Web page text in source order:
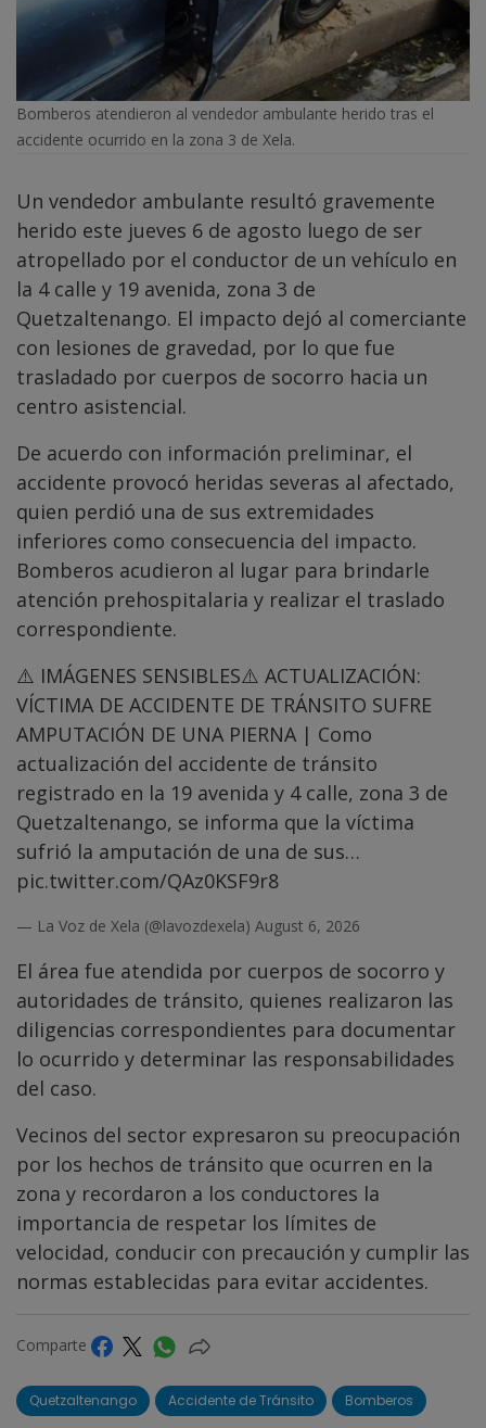
Bomberos atendieron al vendedor ambulante herido tras el
accidente ocurrido en la zona 3 de Xela.
Un vendedor ambulante resultó gravemente
herido este jueves 6 de agosto luego de ser
atropellado por el conductor de un vehículo en
la 4 calle y 19 avenida, zona 3 de
Quetzaltenango. El impacto dejó al comerciante
con lesiones de gravedad, por lo que fue
trasladado por cuerpos de socorro hacia un
centro asistencial.
De acuerdo con información preliminar, el
accidente provocó heridas severas al afectado,
quien perdió una de sus extremidades
inferiores como consecuencia del impacto.
Bomberos acudieron al lugar para brindarle
atención prehospitalaria y realizar el traslado
correspondiente.
⚠️ IMÁGENES SENSIBLES⚠️ ACTUALIZACIÓN:
VÍCTIMA DE ACCIDENTE DE TRÁNSITO SUFRE
AMPUTACIÓN DE UNA PIERNA | Como
actualización del accidente de tránsito
registrado en la 19 avenida y 4 calle, zona 3 de
Quetzaltenango, se informa que la víctima
sufrió la amputación de una de sus…
pic.twitter.com/QAz0KSF9r8
— La Voz de Xela (@lavozdexela) August 6, 2026
El área fue atendida por cuerpos de socorro y
autoridades de tránsito, quienes realizaron las
diligencias correspondientes para documentar
lo ocurrido y determinar las responsabilidades
del caso.
Vecinos del sector expresaron su preocupación
por los hechos de tránsito que ocurren en la
zona y recordaron a los conductores la
importancia de respetar los límites de
velocidad, conducir con precaución y cumplir las
normas establecidas para evitar accidentes.
Comparte
Quetzaltenango Accidente de Tránsito Bomberos